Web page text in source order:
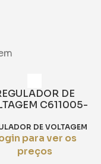
DE
C611005-
DE VOLTAGEM
para ver os
preços